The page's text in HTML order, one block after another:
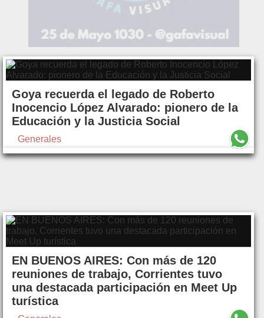
Goya recuerda el legado de Roberto
Inocencio López Alvarado: pionero de la
Educación y la Justicia Social
Generales
EN BUENOS AIRES: Con más de 120
reuniones de trabajo, Corrientes tuvo
una destacada participación en Meet Up
turística